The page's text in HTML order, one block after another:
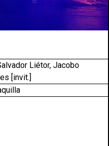
Liétor, Jacobo
[invit.]